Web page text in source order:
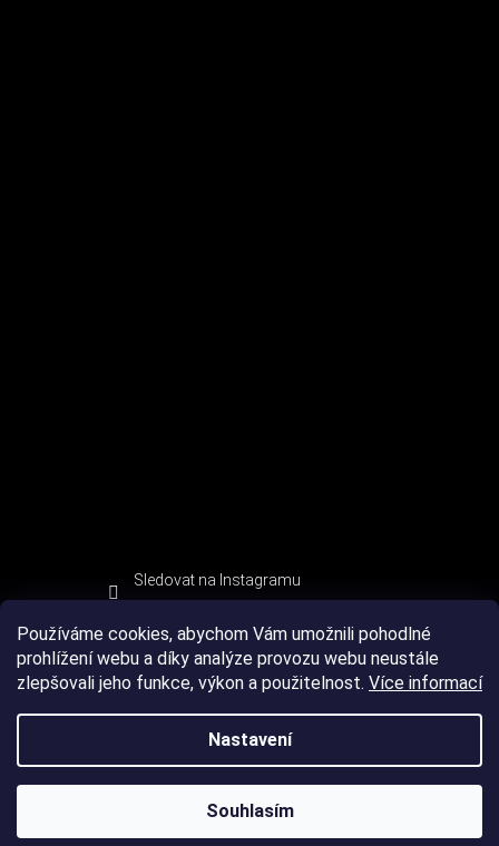
Používáme cookies, abychom Vám umožnili pohodlné
prohlížení webu a díky analýze provozu webu neustále
zlepšovali jeho funkce, výkon a použitelnost. Více informací
Nastavení
Souhlasím
Sledovat na Instagramu
DEVIL SPORT. Všechna práva vyhrazena.